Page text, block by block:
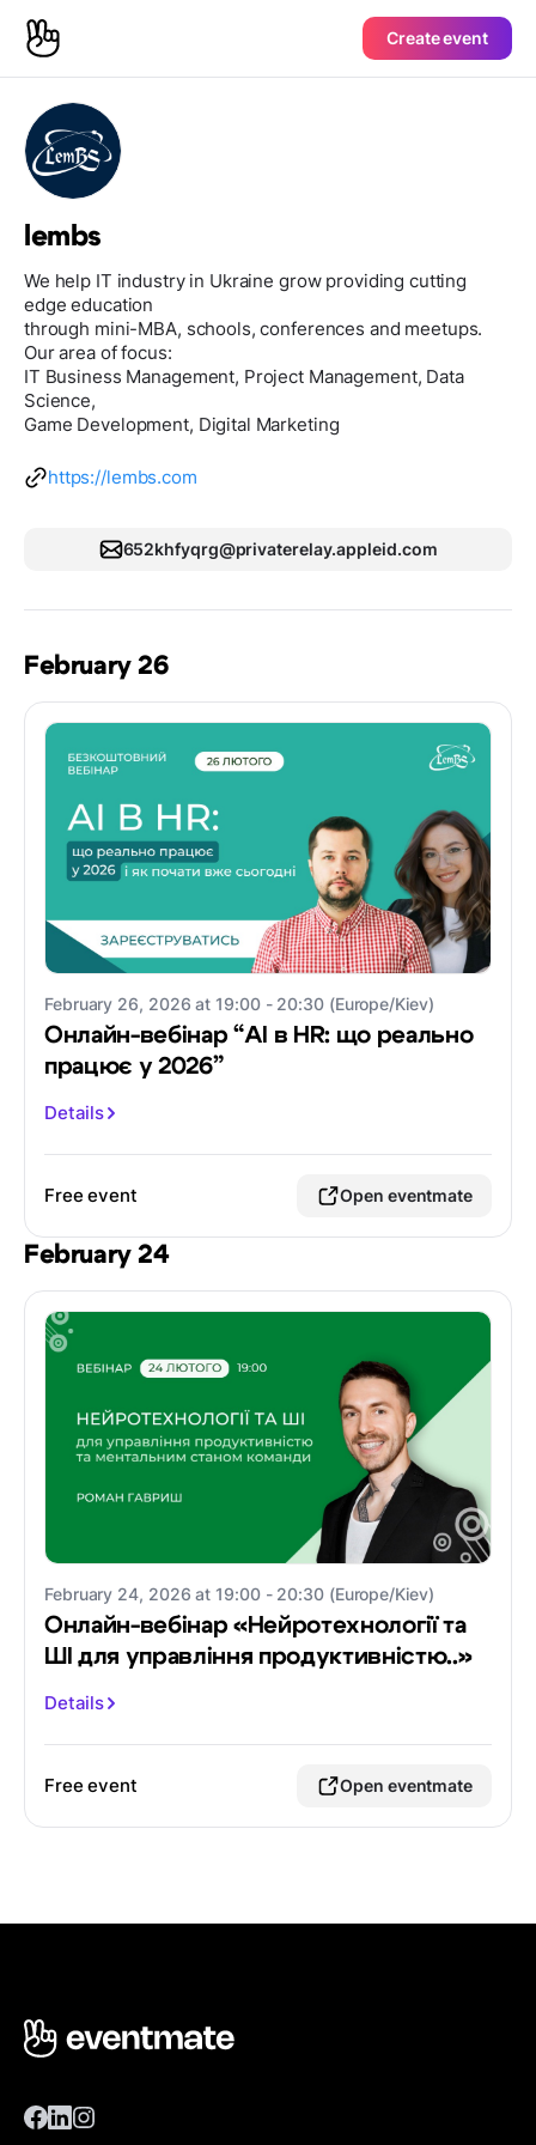
Create event
lembs
We help IT industry in Ukraine grow providing cutting
edge education
through mini-MBA, schools, conferences and meetups.
Our area of focus:
IT Business Management, Project Management, Data
Science,
Game Development, Digital Marketing
https://lembs.com
652khfyqrg@privaterelay.appleid.com
February 26
February 26, 2026 at 19:00 - 20:30 (Europe/Kiev)
Онлайн-вебінар “AI в HR: що реально
працює у 2026”
Details
Free event Open eventmate
February 24
February 24, 2026 at 19:00 - 20:30 (Europe/Kiev)
Онлайн-вебінар «Нейротехнології та
ШІ для управління продуктивністю..»
Details
Free event Open eventmate